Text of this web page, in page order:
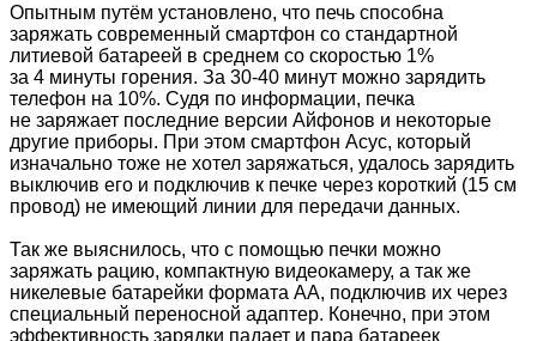
Опытным путём установлено, что печь способна
заряжать современный смартфон со стандартной
литиевой батареей в среднем со скоростью 1%
за 4 минуты горения. За 30-40 минут можно зарядить
телефон на 10%. Судя по информации, печка
не заряжает последние версии Айфонов и некоторые
другие приборы. При этом смартфон Асус, который
изначально тоже не хотел заряжаться, удалось зарядить
выключив его и подключив к печке через короткий (15 см
провод) не имеющий линии для передачи данных.
Так же выяснилось, что с помощью печки можно
заряжать рацию, компактную видеокамеру, а так же
никелевые батарейки формата АА, подключив их через
специальный переносной адаптер. Конечно, при этом
эффективность зарядки падает и пара батареек